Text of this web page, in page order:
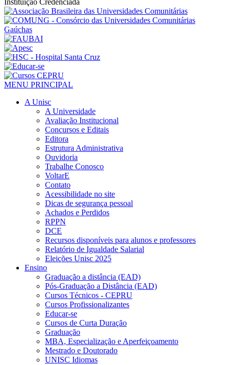
Instituição Credenciada
MENU PRINCIPAL
A Unisc
A Universidade
Avaliação Institucional
Concursos e Editais
Editora
Estrutura Administrativa
Ouvidoria
Trabalhe Conosco
VoltarE
Contato
Acessibilidade no site
Dicas de segurança pessoal
Achados e Perdidos
RPPN
DCE
Recursos disponíveis para alunos e professores
Relatório de Igualdade Salarial
Eleições Unisc 2025
Ensino
Graduação a distância (EAD)
Pós-Graduação a Distância (EAD)
Cursos Técnicos - CEPRU
Cursos Profissionalizantes
Educar-se
Cursos de Curta Duração
Graduação
MBA, Especialização e Aperfeiçoamento
Mestrado e Doutorado
UNISC Idiomas